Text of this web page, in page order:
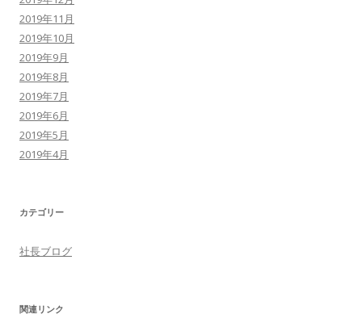
2019年11月
2019年10月
2019年9月
2019年8月
2019年7月
2019年6月
2019年5月
2019年4月
カテゴリー
社長ブログ
関連リンク